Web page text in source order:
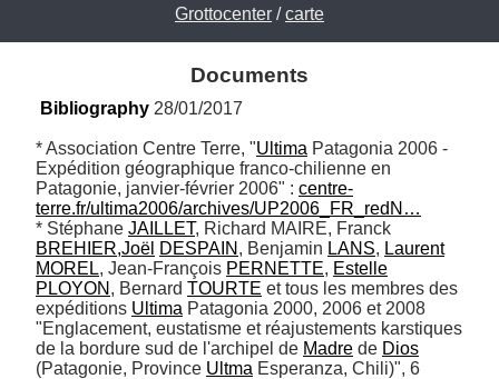
Grottocenter /carte
Documents
Bibliography 28/01/2017
* Association Centre Terre, "Ultima Patagonia 2006 -
Expédition géographique franco-chilienne en
Patagonie, janvier-février 2006" : centre-
terre.fr/ultima2006/archives/UP2006_FR_redN…
* Stéphane JAILLET
BREHIER,Joël DESPAIN , Benjamin LANS, Laurent
MOREL, Jean-François PERNETTE, Estelle
PLOYON , Bernard TOURTE et tous les membres des
expéditions Ultima Patagonia 2000, 2006 et 2008
"Englacement, eustatisme et réajustements karstiques
de la bordure sud de l'archipel de Madre de Dios
(Patagonie, Province Ultma Esperanza, Chili)", 6